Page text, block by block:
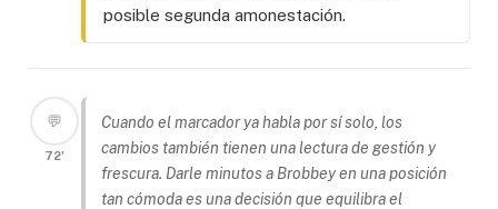
posible segunda amonestación.
💬
72'
Cuando el marcador ya habla por sí solo, los
cambios también tienen una lectura de gestión y
frescura. Darle minutos a Brobbey en una posición
tan cómoda es una decisión que equilibra el